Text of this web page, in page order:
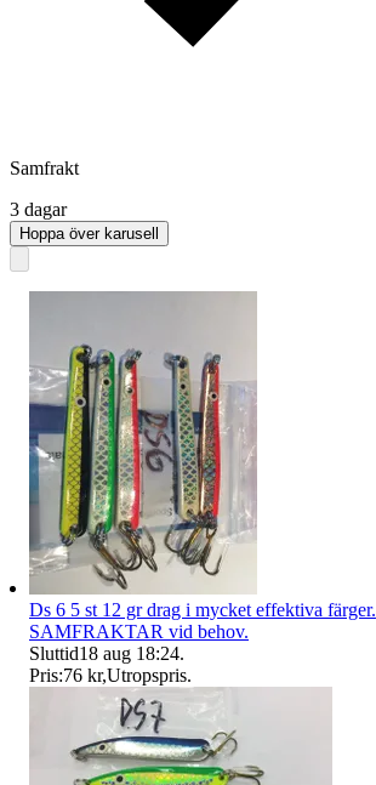
Samfrakt
3 dagar
Hoppa över karusell
Ds 6 5 st 12 gr drag i mycket effektiva färger.
SAMFRAKTAR vid behov.
Sluttid18 aug 18:24.
Pris:76 kr,Utropspris.